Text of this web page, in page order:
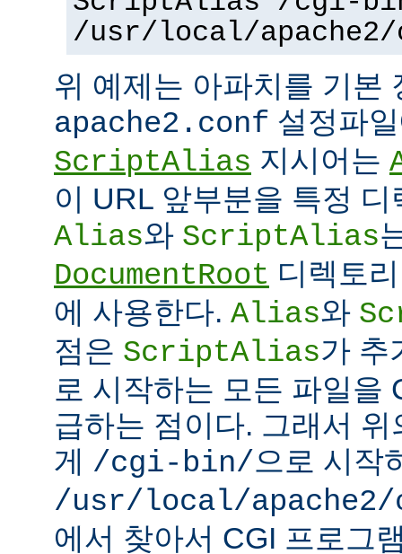
/usr/local/
위 예제는 아파치를 기본
apache2.conf 설정파
ScriptAlias 지시어는
이 URL 앞부분을 특정
Alias와 ScriptAlias
DocumentRoot 디렉토
에 사용한다. Alias와
점은 ScriptAlias가 추
로 시작하는 모든 파일을
급하는 점이다. 그래서
게 /cgi-bin/으로 시작
/usr/local/
에서 찾아서 CGI 프로그